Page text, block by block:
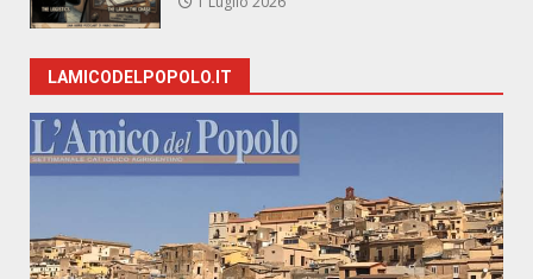
LAMICODELPOPOLO.IT